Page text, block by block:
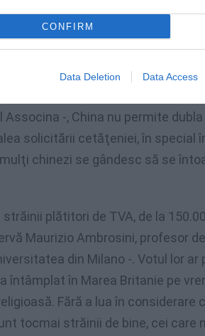
CONFIRM
Data Deletion Data Access
subsahariană îi întind mâna lui
toate grupurile etnice. Chinezii,
integrare.
politica italiană este scăzut –
Associna -, China nu permite
solicitării cetăţeniei, în special
chinezi se gândesc să se
plătitori de TVA, de la
Maurizio Ambrosini, profesor de
din Milano -. Votul lor ar
întâmplat în Marea Britanie pe
Fără a lua în considerare
tocmai străinii de bine, cei care